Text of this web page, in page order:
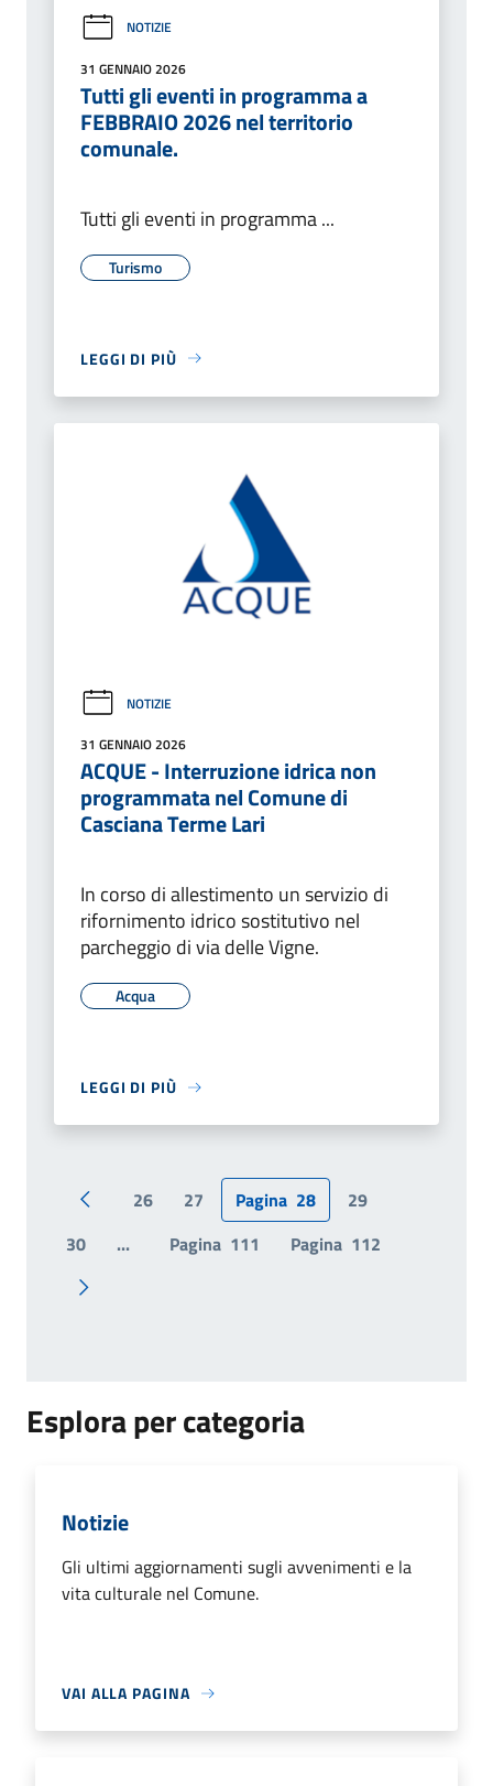
NOTIZIE
31 GENNAIO 2026
Tutti gli eventi in programma a
FEBBRAIO 2026 nel territorio
comunale.
Tutti gli eventi in programma ...
Turismo
LEGGI DI PIÙ
NOTIZIE
31 GENNAIO 2026
ACQUE - Interruzione idrica non
programmata nel Comune di
Casciana Terme Lari
In corso di allestimento un servizio di
rifornimento idrico sostitutivo nel
parcheggio di via delle Vigne.
Acqua
LEGGI DI PIÙ
Pagina precedente
26 27 Pagina 28
29
30
... Pagina 111 Pagina 112
Pagina successiva
Esplora per categoria
Notizie
Gli ultimi aggiornamenti sugli avvenimenti e la
vita culturale nel Comune.
VAI ALLA PAGINA